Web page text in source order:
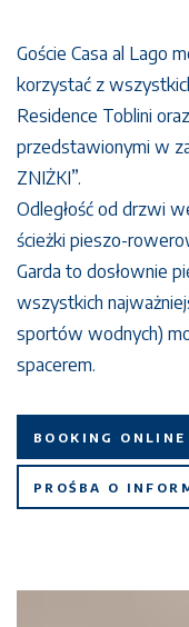
Goście Casa al Lago
korzystać z
Residence Toblini
przedstawionymi w
ZNIŻKI”.
Odległość od drzwi
ścieżki pieszo-
Garda to dosłownie
wszystkich
sportów wodnych)
spacerem.
BOOKING ONLINE
PROŚBA O